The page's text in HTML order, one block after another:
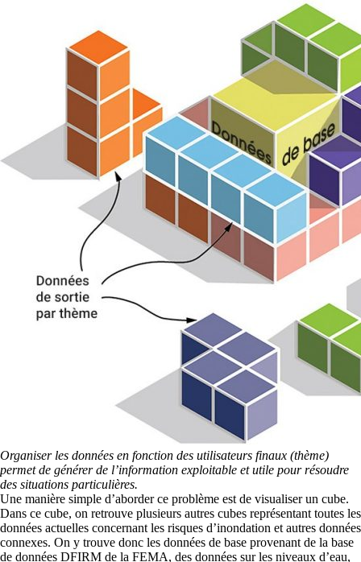
Organiser les données en fonction des utilisateurs finaux (thème)
permet de générer de l’information exploitable et utile pour résoudre
des situations particulières.
Une manière simple d’aborder ce problème est de visualiser un cube.
Dans ce cube, on retrouve plusieurs autres cubes représentant toutes les
données actuelles concernant les risques d’inondation et autres données
connexes. On y trouve donc les données de base provenant de la base
de données DFIRM de la FEMA, des données sur les niveaux d’eau,